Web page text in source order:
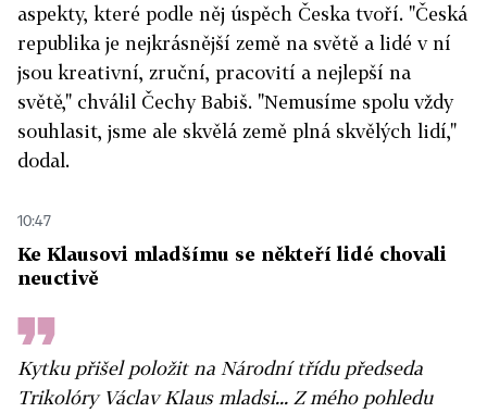
aspekty, které podle něj úspěch Česka tvoří. "Česká
republika je nejkrásnější země na světě a lidé v ní
jsou kreativní, zruční, pracovití a nejlepší na
světě," chválil Čechy Babiš. "Nemusíme spolu vždy
souhlasit, jsme ale skvělá země plná skvělých lidí,"
dodal.
10:47
Ke Klausovi mladšímu se někteří lidé chovali
neuctivě
Kytku přišel položit na Národní třídu předseda
Trikolóry Václav Klaus mladsi... Z mého pohledu